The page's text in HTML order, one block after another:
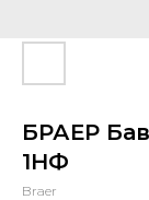
БРАЕР
1НФ
Braer